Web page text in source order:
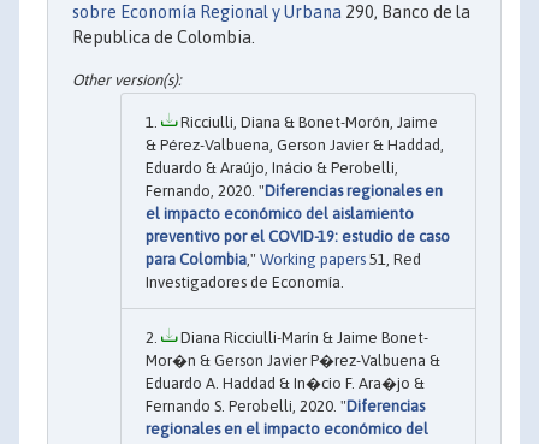
sobre Economía Regional y Urbana 290, Banco de la
Republica de Colombia.
Ricciulli, Diana & Bonet-Morón, Jaime
& Pérez-Valbuena, Gerson Javier & Haddad,
Eduardo & Araújo, Inácio & Perobelli,
Fernando, 2020. "Diferencias regionales en
el impacto económico del aislamiento
preventivo por el COVID-19: estudio de caso
para Colombia," Working papers 51, Red
Investigadores de Economía.
Diana Ricciulli-Marín & Jaime Bonet-
Mor�n & Gerson Javier P�rez-Valbuena &
Eduardo A. Haddad & In�cio F. Ara�jo &
Fernando S. Perobelli, 2020. "Diferencias
regionales en el impacto económico del